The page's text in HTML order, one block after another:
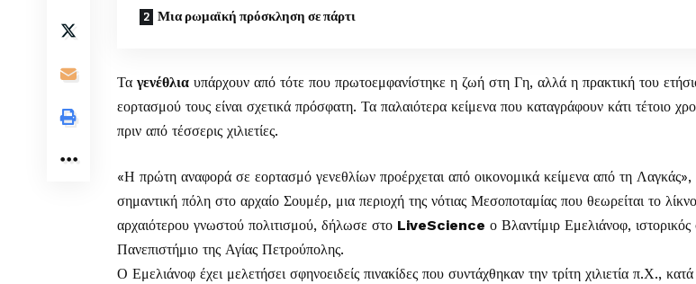
Μια ρωμαϊκή πρόσκληση σε πάρτι
Τα γενέθλια υπάρχουν από τότε που πρωτοεμφανίστηκε η ζωή στη Γη, αλλά η πρακτική του
εορτασμού τους είναι σχετικά πρόσφατη. Τα παλαιότερα κείμενα που καταγράφουν κάτι τέτοιο
πριν από τέσσερις χιλιετίες.
«Η πρώτη αναφορά σε εορτασμό γενεθλίων προέρχεται από οικονομικά κείμενα από τη Λαγκάς»,
σημαντική πόλη στο αρχαίο Σουμέρ, μια περιοχή της νότιας Μεσοποταμίας που θεωρείται το
αρχαιότερου γνωστού πολιτισμού, δήλωσε στο LiveScience ο Βλαντίμιρ Εμελιάνοφ, ιστορικός
Πανεπιστήμιο της Αγίας Πετρούπολης.
Ο Εμελιάνοφ έχει μελετήσει σφηνοειδείς πινακίδες που συντάχθηκαν την τρίτη χιλιετία π.Χ., κατά